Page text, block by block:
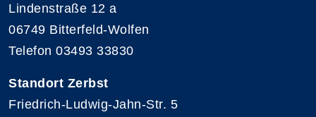
Lindenstraße 12 a
06749 Bitterfeld-Wolfen
Telefon 03493 33830
Standort Zerbst
Friedrich-Ludwig-Jahn-Str. 5